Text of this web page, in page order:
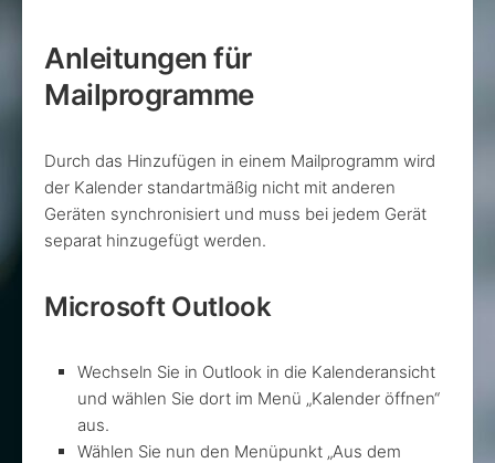
Anleitungen für
Mailprogramme
Durch das Hinzufügen in einem Mailprogramm wird
der Kalender standartmäßig nicht mit anderen
Geräten synchronisiert und muss bei jedem Gerät
separat hinzugefügt werden.
Microsoft Outlook
Wechseln Sie in Outlook in die Kalenderansicht
und wählen Sie dort im Menü „Kalender öffnen“
aus.
Wählen Sie nun den Menüpunkt „Aus dem